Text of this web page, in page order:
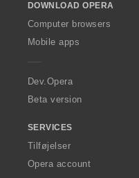
w
O
p
a
DOWNLOAD OPERA
Computer browsers
Mobile apps
Dev.Opera
Beta version
SERVICES
Tilføjelser
Opera account